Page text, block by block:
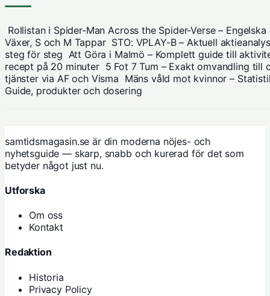
Rollistan i Spider-Man Across the Spider-Verse –
Växer, S och M Tappar STO: VPLAY-B – Aktuell
steg för steg Att Göra i Malmö – Komplett guide till
recept på 20 minuter 5 Fot 7 Tum – Exakt omvandling till
tjänster via AF och Visma Mäns våld mot kvinnor –
Guide, produkter och dosering
samtidsmagasin.se är din moderna nöjes- och
nyhetsguide — skarp, snabb och kurerad för det som
betyder något just nu.
Utforska
Om oss
Kontakt
Redaktion
Historia
Privacy Policy